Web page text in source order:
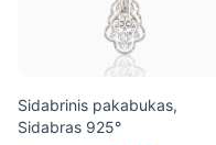
Sidabrinis pakabukas,
Sidabras 925°